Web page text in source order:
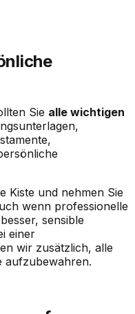
Sie alle wichtigen
Kiste und nehmen Sie
wenn professionelle
sensible
einer
wir zusätzlich, alle
aufzubewahren.